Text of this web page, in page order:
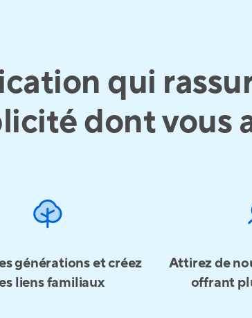
qui
dont vous
générations et créez
liens familiaux
Attirez de
offrant